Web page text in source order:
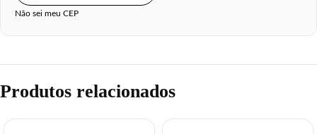
Não sei meu CEP
Produtos relacionados